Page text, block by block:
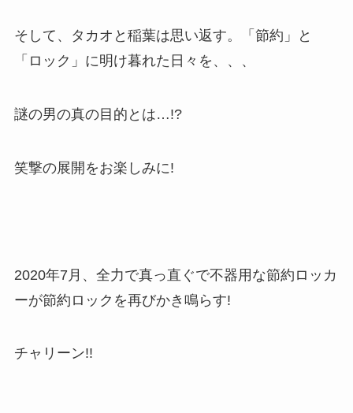
そして、タカオと稲葉は思い返す。「節約」と
「ロック」に明け暮れた日々を、、、
謎の男の真の目的とは…!?
笑撃の展開をお楽しみに!
2020年7月、全力で真っ直ぐで不器用な節約ロッカ
ーが節約ロックを再びかき鳴らす!
チャリーン!!